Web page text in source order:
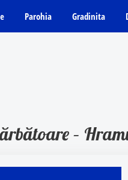
Parohia Gradinita
–